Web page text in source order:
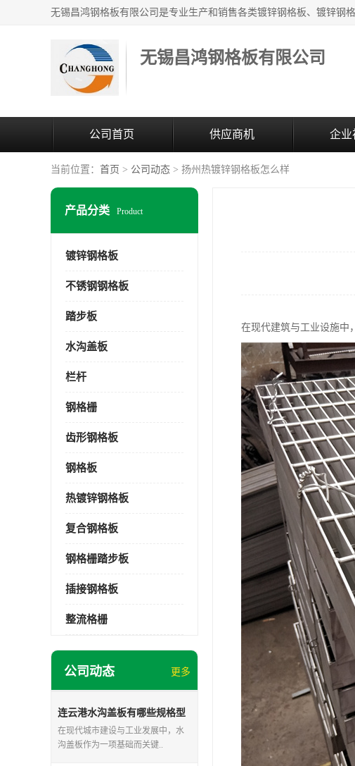
无锡昌鸿钢格板有限公司
公司首页 供应商机 企业
当前位置： 首页 > 公司动态 > 扬州热镀锌钢格板怎么样
产品分类 Product
镀锌钢格板
不锈钢钢格板
踏步板
水沟盖板
栏杆
钢格栅
齿形钢格板
钢格板
热镀锌钢格板
复合钢格板
钢格栅踏步板
插接钢格板
整流格栅
公司动态 更多
连云港水沟盖板有哪些规格型
号
在现代城市建设与工业发展中，水
沟盖板作为一项基础而关键..
在现代建筑与工业设施中